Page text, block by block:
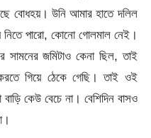
বোধহয়। উনি আমার হাতে দলিল
নিতে পারো, কোনো গোলমাল নেই।
সামনের জমিটাও কেনা ছিল, তাই
গিয়ে ঠেকে গেছি। তাই ওই
কেউ বেচে না। বেশিদিন বাসও